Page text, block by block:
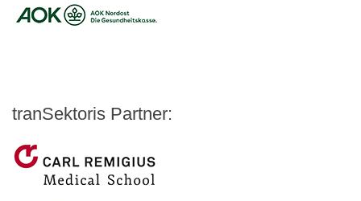
Logo – AOK NORDOEST
Logo - Medicalvalley
tranSektoris Partner:
Carl Remigius Medical School